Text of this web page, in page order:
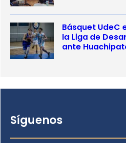
Básquet UdeC
la Liga de
ante
Síguenos